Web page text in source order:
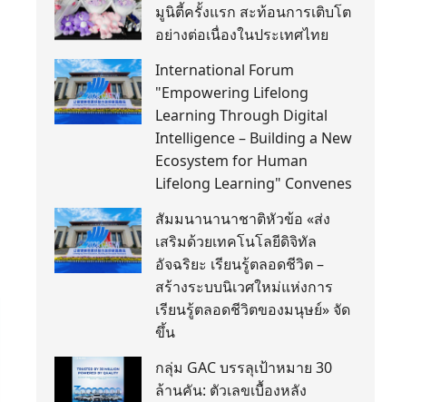
มูนิตี้ครั้งแรก สะท้อนการเติบโต
อย่างต่อเนื่องในประเทศไทย
International Forum
"Empowering Lifelong
Learning Through Digital
Intelligence – Building a New
Ecosystem for Human
Lifelong Learning" Convenes
สัมมนานานาชาติหัวข้อ «ส่ง
เสริมด้วยเทคโนโลยีดิจิทัล
อัจฉริยะ เรียนรู้ตลอดชีวิต –
สร้างระบบนิเวศใหม่แห่งการ
เรียนรู้ตลอดชีวิตของมนุษย์» จัด
ขึ้น
กลุ่ม GAC บรรลุเป้าหมาย 30
ล้านคัน: ตัวเลขเบื้องหลัง